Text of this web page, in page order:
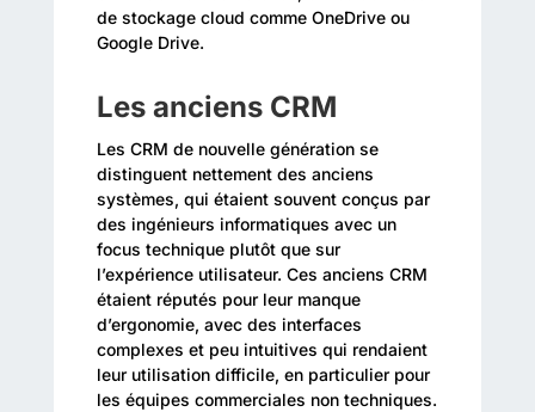
de stockage cloud comme OneDrive ou
Google Drive.
Les anciens CRM
Les CRM de nouvelle génération se
distinguent nettement des anciens
systèmes, qui étaient souvent conçus par
des ingénieurs informatiques avec un
focus technique plutôt que sur
l’expérience utilisateur. Ces anciens CRM
étaient réputés pour leur manque
d’ergonomie, avec des interfaces
complexes et peu intuitives qui rendaient
leur utilisation difficile, en particulier pour
les équipes commerciales non techniques.